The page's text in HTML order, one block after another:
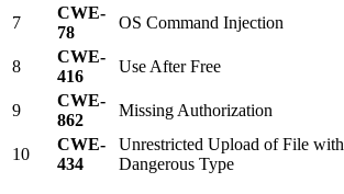
7
CWE-
78
OS Command Injection
8
CWE-
416
Use After Free
9
CWE-
862
Missing Authorization
10
CWE-
434
Unrestricted Upload of File with
Dangerous Type